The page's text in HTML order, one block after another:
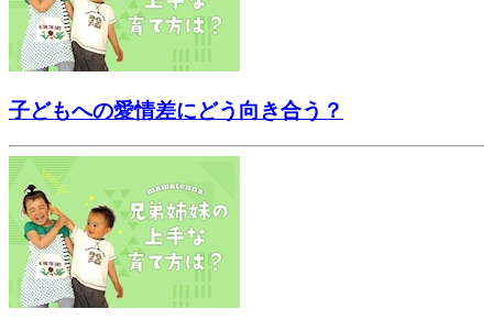
子どもへの愛情差にどう向き合う？